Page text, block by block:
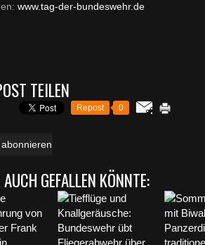
www.tag-der-bundeswehr.de
TEILEN
Repost 0
GEFALLEN KÖNNTE: